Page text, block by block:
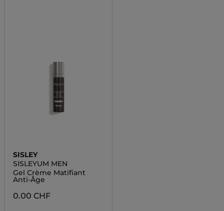
SISLEY
SISLEYUM MEN
Gel Crème Matifiant
Anti-Âge
0.00 CHF